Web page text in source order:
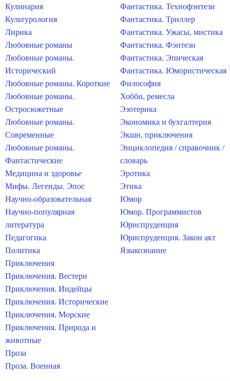
Кулинария
Культурология
Лирика
Любовные романы
Любовные романы.
Исторический
Любовные романы. Короткие
Любовные романы.
Остросюжетные
Любовные романы.
Современные
Любовные романы.
Фантастические
Медицина и здоровье
Мифы. Легенды. Эпос
Научно-образовательная
Научно-популярная
литература
Педагогика
Политика
Приключения
Приключения. Вестерн
Приключения. Индейцы
Приключения. Исторические
Приключения. Морские
Приключения. Природа и
животные
Проза
Проза. Военная
Фантастика. Технофэнтези
Фантастика. Триллер
Фантастика. Ужасы, мистика
Фантастика. Фэнтези
Фантастика. Эпическая
Фантастика. Юмористическая
Философия
Хобби, ремесла
Эзотерика
Экономика и бухгалтерия
Экшн, приключения
Энциклопедия / справочник /
словарь
Эротика
Этика
Юмор
Юмор. Программистов
Юриспруденция
Юриспруденция. Закон акт
Языкознание